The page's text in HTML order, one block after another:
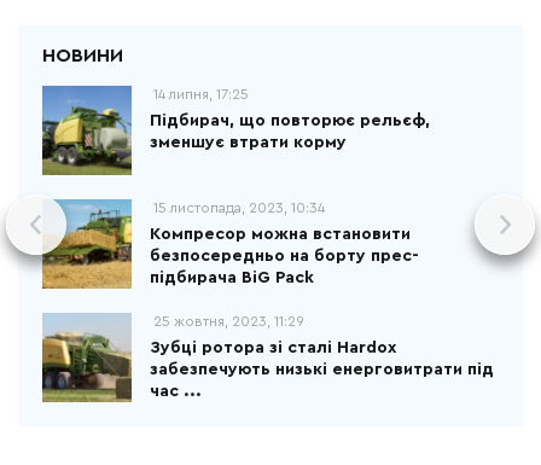
14 липня, 17:25
Підбирач, що повторює рельєф,
зменшує втрати корму
15 листопада, 2023, 10:34
Компресор можна встановити
безпосередньо на борту прес-
підбирача BiG Pack
25 жовтня, 2023, 11:29
Зубці ротора зі сталі Hardox
забезпечують низькі енерговитрати під
час ...